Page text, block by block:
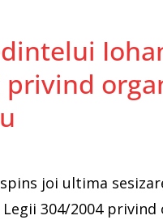
joi ultima
304/2004 privind